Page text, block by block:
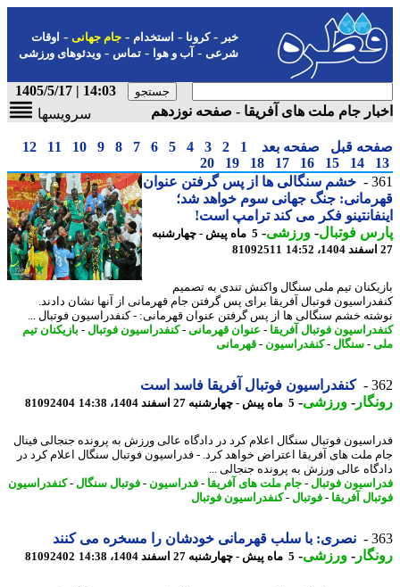
-کرونا-استخدام- جام جهانی-اوقات
شرعی-آب و هوا-تماس-ویدئوهای ورزشی
14:03 | 1405/5/17
جام ملت های آفریقا - صفحه نوزدهم
سرویسها
قبل صفحه بعد 1
2
3
4
5
6
7
8
9
10
11
12
14
15
16
17
18
19
20
خشم سنگالی ها از پس گرفتن عنوان
جنگ جهانی سوم خواهد شد؛
فکر می کند ترامپ است!
فوتبال-ورزشی-
5 ماه پیش - چهارشنبه
81092511
تیم ملی سنگال واکنش تندی به تصمیم
فوتبال آفریقا برای پس گرفتن جام قهرمانی از آنها نشان دادند.
خشم سنگالی ها از پس گرفتن عنوان قهرمانی: - کنفدراسیون فوتبال ...
فوتبال آفریقا- عنوان قهرمانی-کنفدراسیون فوتبال-بازیکنان تیم
-سنگال-کنفدراسیون-قهرمانی
کنفدراسیون فوتبال آفریقا فاسد است
-ورزشی-5 ماه پیش - چهارشنبه 27 اسفند 1404، 14:38 81092404
فوتبال سنگال اعلام کرد در دادگاه عالی ورزش به پرونده جنجالی فینال
ملت های آفریقا اعتراض خواهد کرد. - فدراسیون فوتبال سنگال اعلام کرد در
عالی ورزش به پرونده جنجالی ...
فوتبال-جام ملت های آفریقا- فدراسیون-فوتبال سنگال-کنفدراسیون
آفریقا- فوتبال-کنفدراسیون فوتبال
نصری: با سلب قهرمانی خودشان را مسخره می کنند
-ورزشی-5 ماه پیش - چهارشنبه 27 اسفند 1404، 14:38 81092402